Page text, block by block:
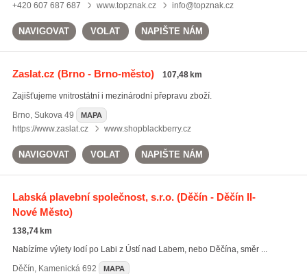
+420 607 687 687 www.topznak.cz info@topznak.cz
NAVIGOVAT VOLAT NAPIŠTE NÁM
Zaslat.cz (Brno - Brno-město) 107,48 km
Zajišťujeme vnitrostátní i mezinárodní přepravu zboží.
Brno, Sukova 49 MAPA
https://www.zaslat.cz www.shopblackberry.cz
NAVIGOVAT VOLAT NAPIŠTE NÁM
Labská plavební společnost, s.r.o.(Děčín - Děčín II-
Nové Město)
138,74 km
Nabízíme výlety lodí po Labi z Ústí nad Labem, nebo Děčína, směr ...
Děčín, Kamenická 692 MAPA